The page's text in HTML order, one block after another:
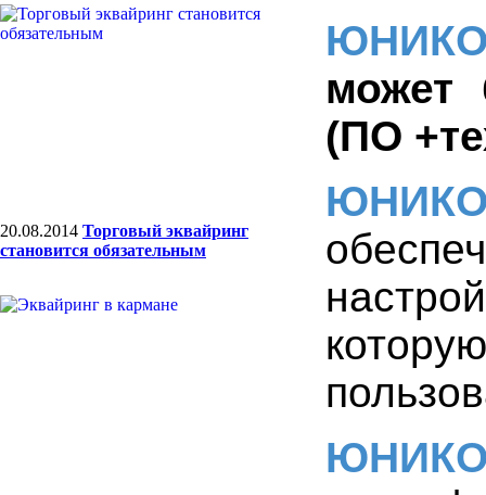
20.08.2014 Торговый эквайринг
становится обязательным
может
(ПО